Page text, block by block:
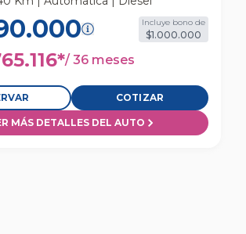
Incluye bono de
$1.000.000
*/ 36 meses
COTIZAR
MÁS DETALLES DEL AUTO